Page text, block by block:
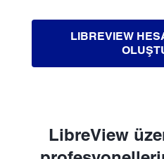
LIBREVIEW
LibreView